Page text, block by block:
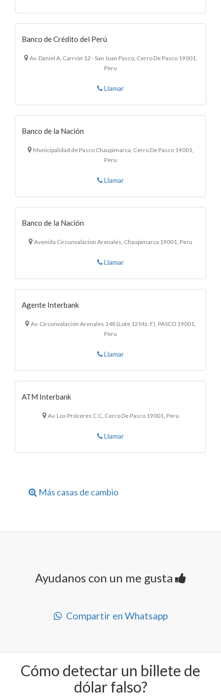
Banco de Crédito del Perú
Av. Daniel A. Carrión 12 - San Juan Pasco, Cerro De Pasco 19001,
Peru
Llamar
Banco de la Nación
Municipalidad de Pasco Chaupimarca, Cerro De Pasco 19001,
Peru
Llamar
Banco de la Nación
Avenida Circunvalacion Arenales, Chaupimarca 19001, Peru
Llamar
Agente Interbank
Av. Circunvalación Arenales 148 (Lote 12 Mz. F), PASCO 19001,
Peru
Llamar
ATM Interbank
Av. Los Próceres C.C, Cerro De Pasco 19001, Peru
Llamar
Más casas de cambio
Ayudanos con un me gusta
Compartir en Whatsapp
Cómo detectar un billete de
dólar falso?